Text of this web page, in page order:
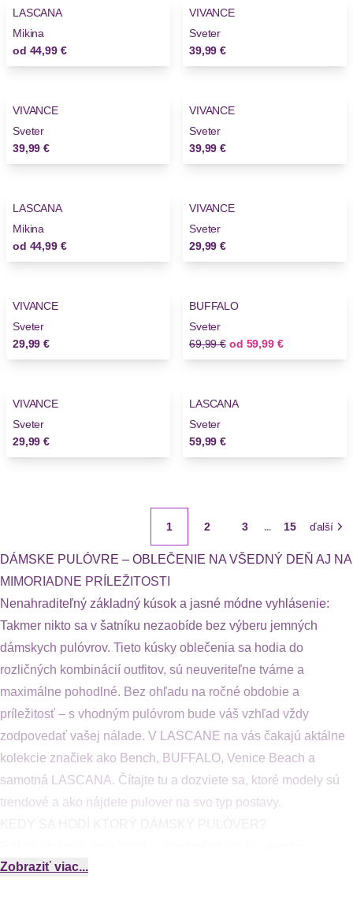
LASCANA
Mikina
od 44,99 €
VIVANCE
Sveter
39,99 €
VIVANCE
Sveter
39,99 €
VIVANCE
Sveter
39,99 €
LASCANA
Mikina
od 44,99 €
VIVANCE
Sveter
29,99 €
VIVANCE
Sveter
29,99 €
BUFFALO
Sveter
Stará cena
69,99 € odNová cena
59,99 €
VIVANCE
Sveter
29,99 €
Novinky
LASCANA
Sveter
59,99 €
1 2 3 ... 15 ďalší
DÁMSKE PULÓVRE – OBLEČENIE NA VŠEDNÝ DEŇ AJ NA
MIMORIADNE PRÍLEŽITOSTI
Nenahraditeľný základný kúsok a jasné módne vyhlásenie:
Takmer nikto sa v šatníku nezaobíde bez výberu jemných
dámskych pulóvrov. Tieto kúsky oblečenia sa hodia do
rozličných kombinácií outfitov, sú neuveriteľne tvárne a
maximálne pohodlné. Bez ohľadu na ročné obdobie a
príležitosť – s vhodným pulóvrom bude váš vzhľad vždy
zodpovedať vašej nálade. V LASCANE na vás čakajú aktálne
kolekcie značiek ako Bench, BUFFALO, Venice Beach a
samotná LASCANA. Čítajte tu a dozviete sa, ktoré modely sú
trendové a ako nájdete pulover na svo typ postavy.
naladené na módu, rozhodujú o tom, ktorý dámsky pulóver je
Zobraziť viac...